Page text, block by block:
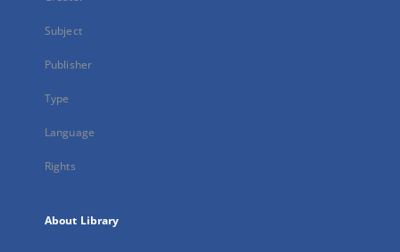
Subject
Publisher
Type
Language
Rights
About Library